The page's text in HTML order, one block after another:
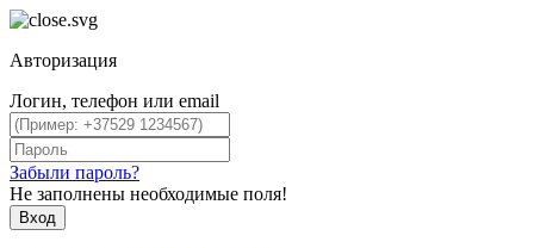
Авторизация
Логин, телефон или email
Забыли пароль?
Не заполнены необходимые поля!
Вход